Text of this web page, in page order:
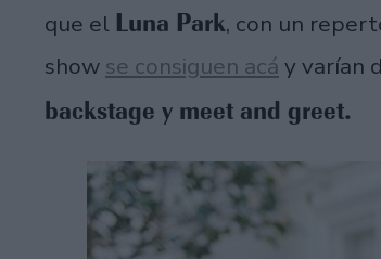
que el Luna Park, con un
show se consiguen acá y varían
backstage y meet and greet.